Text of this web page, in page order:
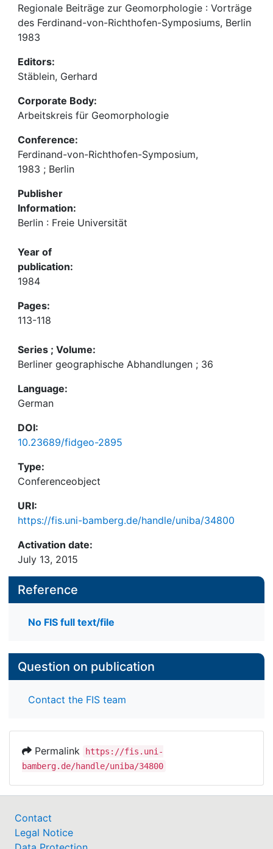
Regionale Beiträge zur Geomorphologie : Vorträge
des Ferdinand-von-Richthofen-Symposiums, Berlin
1983
Editors:
Stäblein, Gerhard
Corporate Body:
Arbeitskreis für Geomorphologie
Conference:
Ferdinand-von-Richthofen-Symposium,
1983 ; Berlin
Publisher
Information:
Berlin : Freie Universität
Year of
publication:
1984
Pages:
113-118
Series ; Volume:
Berliner geographische Abhandlungen ; 36
Language:
German
DOI:
10.23689/fidgeo-2895
Type:
Conferenceobject
URI:
https://fis.uni-bamberg.de/handle/uniba/34800
Activation date:
July 13, 2015
Reference
No FIS full text/file
Question on publication
Contact the FIS team
Permalink
https://fis.uni-
bamberg.de/handle/uniba/34800
Contact
Legal Notice